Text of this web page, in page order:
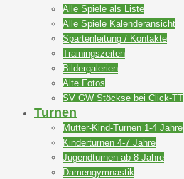
Alle Spiele als Liste
Alle Spiele Kalenderansicht
Spartenleitung / Kontakte
Trainingszeiten
Bildergalerien
Alte Fotos
SV GW Stöckse bei Click-TT
Turnen
Mutter-Kind-Turnen 1-4 Jahre
Kinderturnen 4-7 Jahre
Jugendturnen ab 8 Jahre
Damengymnastik